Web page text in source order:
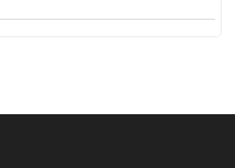
зөрчил, шалгах,